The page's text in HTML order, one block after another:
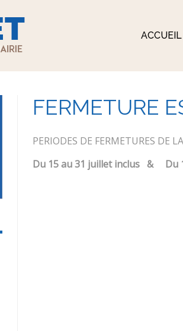
ACCUEIL
FERMETURE
PERIODES DE FERMETURES DE
Du 15 au 31 juillet inclus & Du